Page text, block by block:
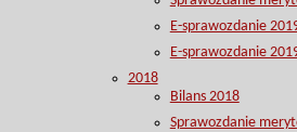
E-sprawozdanie
E-sprawozdanie
2018
Bilans 2018
Sprawozdanie